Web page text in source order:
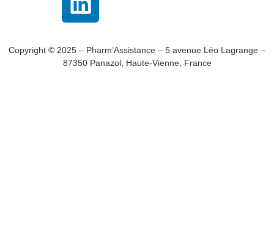
Copyright © 2025 – Pharm’Assistance – 5 avenue Léo Lagrange –
87350 Panazol, Haute-Vienne, France